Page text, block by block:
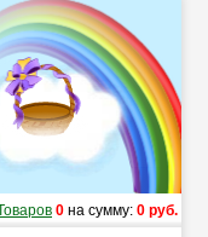
0 на сумму: 0 руб.